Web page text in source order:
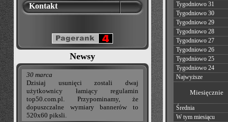
Kontakt
Newsy
30 marca
Dzisiaj usunięci zostali dwaj
użytkownicy łamiący regulamin
top50.com.pl. Przypominamy, że
dopuszczalne wymiary bannerów to
520x60 piksli.
Tygodniowo 31
Tygodniowo 30
Tygodniowo 29
Tygodniowo 28
Tygodniowo 27
Tygodniowo 26
Tygodniowo 25
Tygodniowo 24
Najwyższe
Miesięcznie
Średnia
W tym miesiącu